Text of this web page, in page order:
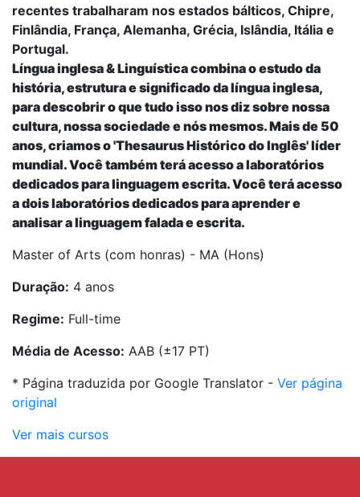
recentes trabalharam nos estados bálticos, Chipre,
Finlândia, França, Alemanha, Grécia, Islândia, Itália e
Portugal.
Língua inglesa & Linguísticacombina o estudo da
história, estrutura e significado da língua inglesa,
para descobrir o que tudo isso nos diz sobre nossa
cultura, nossa sociedade e nós mesmos. Mais de 50
anos, criamos o 'Thesaurus Histórico do Inglês' líder
mundial. Você também terá acesso a laboratórios
dedicados para linguagem escrita. Você terá acesso
a dois laboratórios dedicados para aprender e
analisar a linguagem falada e escrita.
Master of Arts (com honras) - MA (Hons)
Duração: 4 anos
Regime: Full-time
Média de Acesso: AAB (±17 PT)
* Página traduzida por Google Translator - Ver página
original
Ver mais cursos